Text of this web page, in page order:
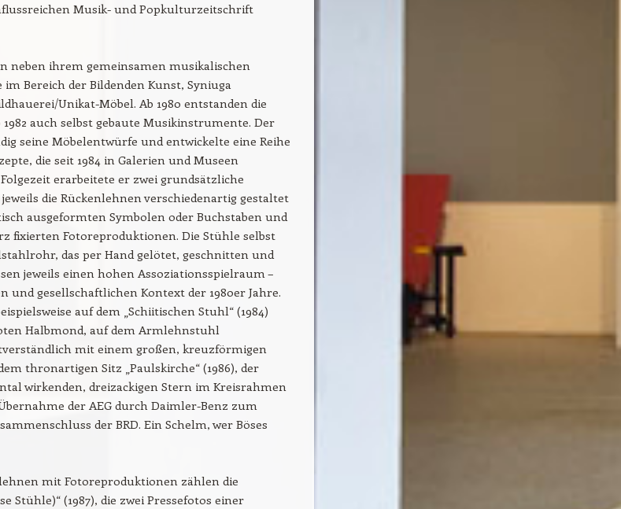
Musik- und Popkulturzeitschrift
neben ihrem gemeinsamen musikalischen
im Bereich der Bildenden Kunst, Syniuga
Unikat-Möbel. Ab 1980 entstanden die
auch selbst gebaute Musikinstrumente. Der
seine Möbelentwürfe und entwickelte eine Reihe
die seit 1984 in Galerien und Museen
erarbeitete er zwei grundsätzliche
die Rückenlehnen verschiedenartig gestaltet
ausgeformten Symbolen oder Buchstaben und
fixierten Fotoreproduktionen. Die Stühle selbst
das per Hand gelötet, geschnitten und
jeweils einen hohen Assoziationsspielraum –
und gesellschaftlichen Kontext der 1980er Jahre.
auf dem „Schiitischen Stuhl“ (1984)
Halbmond, auf dem Armlehnstuhl
mit einem großen, kreuzförmigen
thronartigen Sitz „Paulskirche“ (1986), der
wirkenden, dreizackigen Stern im Kreisrahmen
der AEG durch Daimler-Benz zum
der BRD. Ein Schelm, wer Böses
mit Fotoreproduktionen zählen die
Stühle)“ (1987), die zwei Pressefotos einer